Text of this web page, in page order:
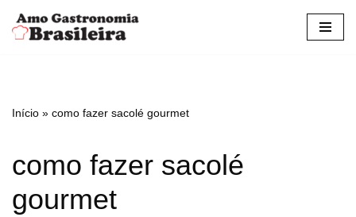
Pular
conteúdo
Início » como fazer sacolé gourmet
como fazer sacolé
gourmet